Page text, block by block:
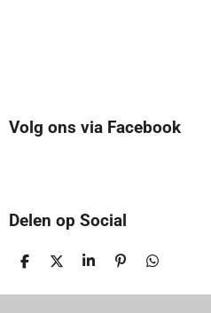
Volg ons via Facebook
Delen op Social
D
L
D
E
S
A
P
N
D
L